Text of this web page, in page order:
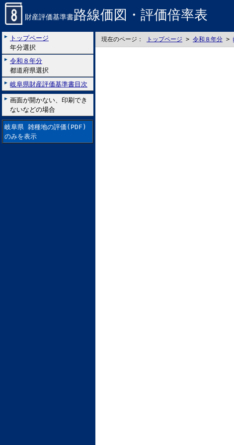
財産評価基準書路線価図・評価倍率表
トップページ
年分選択
令和８年分
都道府県選択
岐阜県財産評価基準書目次
画面が開かない、印刷でき
ないなどの場合
岐阜県 雑種地の評価(PDF)
のみを表示
現在のページ： トップページ > 令和８年分 >